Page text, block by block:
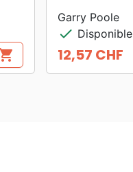
Garry Poole
check Disponible
Prix
12,57 CHF